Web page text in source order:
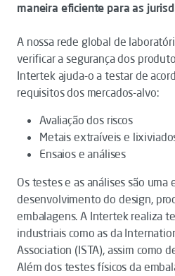
maneira eficiente para as
A nossa rede global de
verificar a segurança dos
Intertek ajuda-o a testar de
requisitos dos mercados-alvo:
Avaliação dos riscos
Metais extraíveis e
Ensaios e análises
Os testes e as análises são uma
desenvolvimento do design,
embalagens. A Intertek realiza
industriais como as da
Association (ISTA), assim como
Além dos testes físicos da